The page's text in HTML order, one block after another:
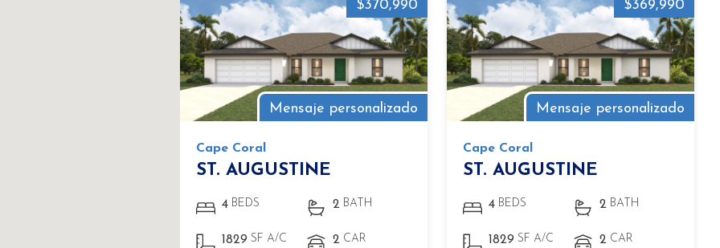
Mensaje personalizado
$370,990
Cape Coral
ST. AUGUSTINE
4 BEDS 2 BATH
1829 SF A/C 2 CAR
Mensaje personalizado
$369,990
Cape Coral
ST. AUGUSTINE
4 BEDS 2 BATH
1829 SF A/C 2 CAR